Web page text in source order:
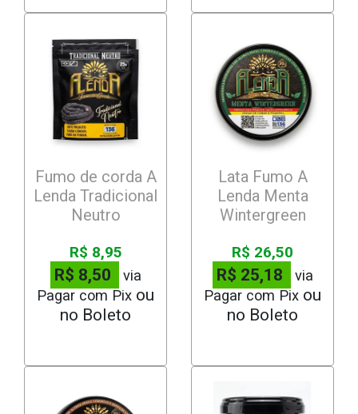
Fumo de corda A
Lenda Tradicional
Neutro
R$ 8,95
R$ 8,50
via
Pagar com Pix
Lata Fumo A
Lenda Menta
Wintergreen
R$ 26,50
R$ 25,18
via
Pagar com Pix